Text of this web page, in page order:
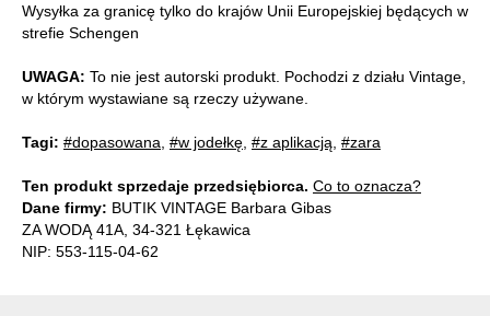
Wysyłka za granicę tylko do krajów Unii Europejskiej będących w
strefie Schengen
UWAGA: To nie jest autorski produkt. Pochodzi z działu Vintage,
w którym wystawiane są rzeczy używane.
Tagi: #dopasowana #w jodełkę #z aplikacją #zara
Ten produkt sprzedaje przedsiębiorca. Co to oznacza?
Dane firmy: BUTIK VINTAGE Barbara Gibas
ZA WODĄ 41A, 34-321 Łękawica
NIP: 553-115-04-62